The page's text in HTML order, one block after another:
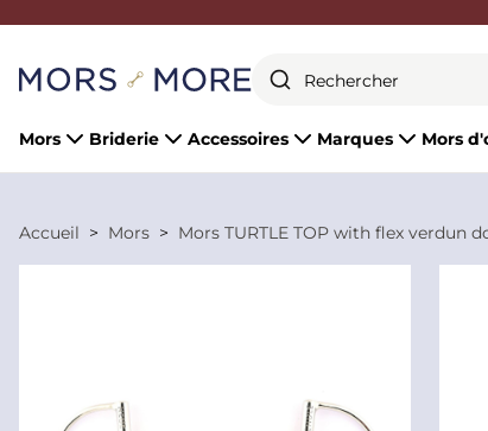
Mors Briderie Accessoires Marques Mors
Accueil Mors Mors TURTLE TOP with flex verdun